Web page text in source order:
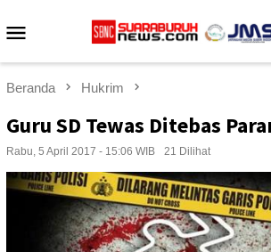
ke
Beranda Hukrim
Guru SD Tewas Ditebas
Rabu, 5 April 2017 - 15:06 WIB 21 Dilihat